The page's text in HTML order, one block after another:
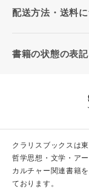
配送方法・送料
書籍の状態の表
クラリスブックスは
哲学思想・文学・ア
カルチャー関連書籍
ております。